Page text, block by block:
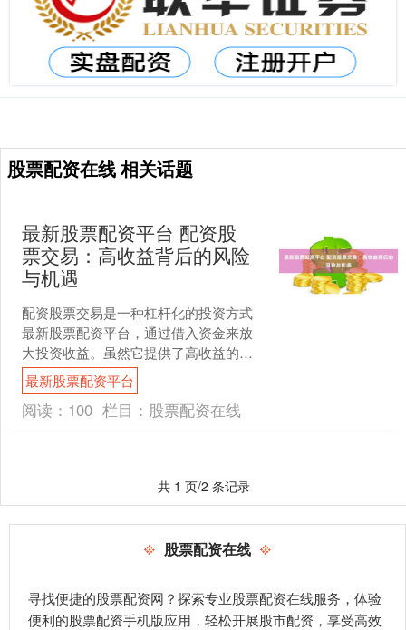
股票配资在线 相关话题
最新股票配资平台 配资股
票交易：高收益背后的风险
与机遇
配资股票交易是一种杠杆化的投资方式
最新股票配资平台，通过借入资金来放
大投资收益。虽然它提供了高收益的潜
力，但也伴随着巨大的风险。 此外，必
选配资还提供完善的配资....
最新股票配资平台
阅读： 100 栏目： 股票配资在线
共 1 页/2 条记录
股票配资在线
寻找便捷的股票配资网？探索专业股票配资在线服务，体验
便利的股票配资手机版应用，轻松开展股市配资，享受高效